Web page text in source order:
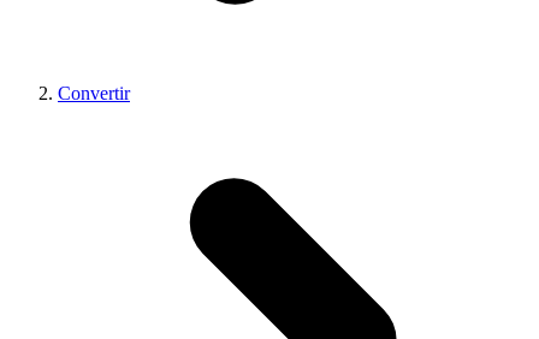
Convertir